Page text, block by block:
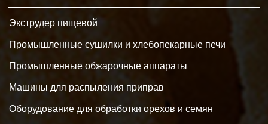
Экструдер пищевой
Промышленные сушилки и хлебопекарные печи
Промышленные обжарочные аппараты
Машины для распыления приправ
Оборудование для обработки орехов и семян